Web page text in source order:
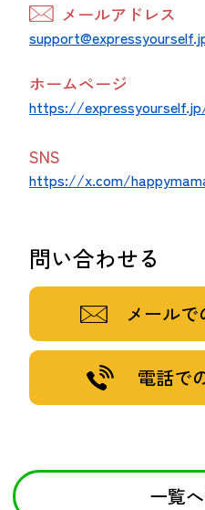
メールアドレス
ホームページ
https://
SNS
https://x.com/
問い合わせる
メール
電話で
一覧